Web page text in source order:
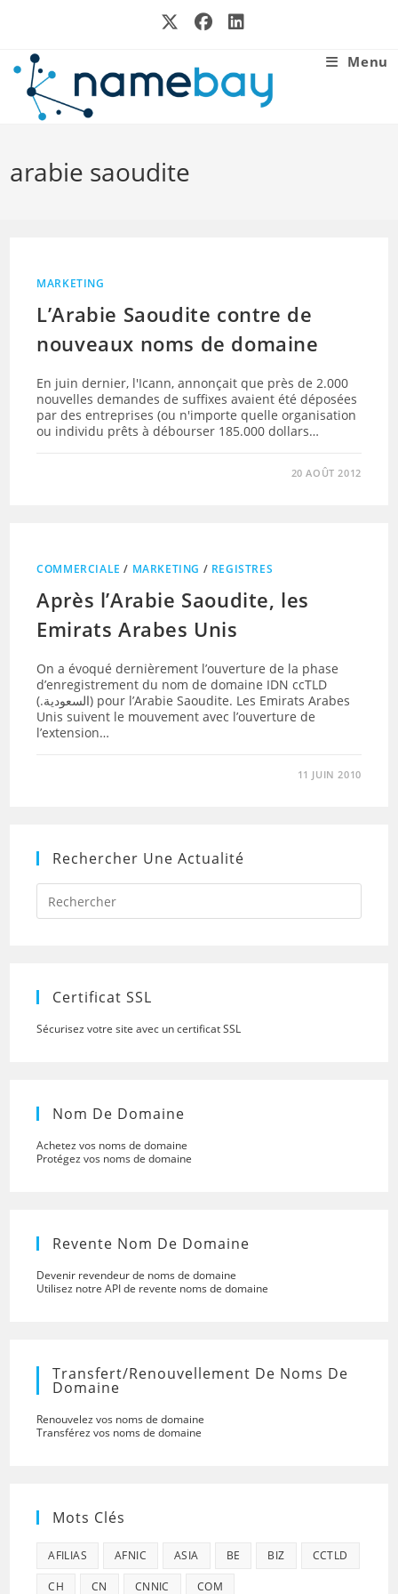
Menu
arabie saoudite
MARKETING
L’Arabie Saoudite contre de
nouveaux noms de domaine
En juin dernier, l'Icann, annonçait que près de 2.000
nouvelles demandes de suffixes avaient été déposées
par des entreprises (ou n'importe quelle organisation
ou individu prêts à débourser 185.000 dollars…
20 AOÛT 2012
COMMERCIALE / MARKETING / REGISTRES
Après l’Arabie Saoudite, les
Emirats Arabes Unis
On a évoqué dernièrement l’ouverture de la phase
d’enregistrement du nom de domaine IDN ccTLD
(.السعودية) pour l’Arabie Saoudite. Les Emirats Arabes
Unis suivent le mouvement avec l’ouverture de
l’extension…
11 JUIN 2010
Rechercher Une Actualité
Press
to
Certificat SSL
Sécurisez votre site avec un certificat SSL
Nom De Domaine
Achetez vos noms de domaine
Protégez vos noms de domaine
Revente Nom De Domaine
Devenir revendeur de noms de domaine
Utilisez notre API de revente noms de domaine
Transfert/renouvellement De Noms De
Domaine
Renouvelez vos noms de domaine
Transférez vos noms de domaine
Mots Clés
AFILIAS AFNIC ASIA BE BIZ CCTLD
CH CN CNNIC COM